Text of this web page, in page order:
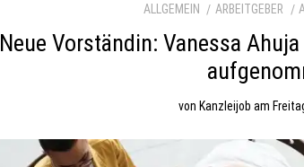
ALLGEMEIN ARBEITGEBER
Neue Vorständin: Vanessa
von Kanzleijob am